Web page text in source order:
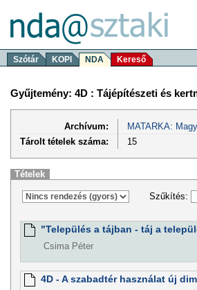
Szótár KOPI NDA Kereső
Gyűjtemény: 4D : Tájépítészeti és
Archívum:
MATARKA:
Tárolt tételek száma:
15
Tételek
Szűkítés:
"Település a tájban - táj a
Csima Péter
4D - A szabadtér használat új